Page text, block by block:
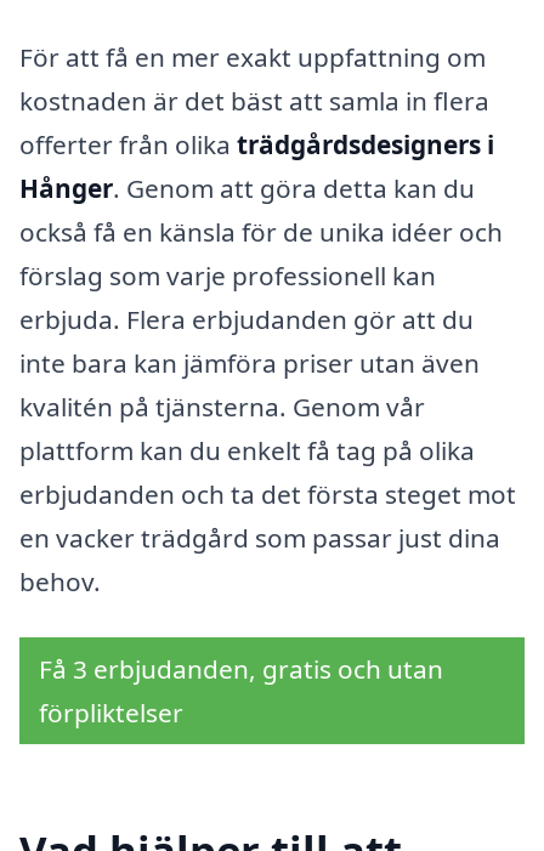
För att få en mer exakt uppfattning om
kostnaden är det bäst att samla in flera
offerter från olika trädgårdsdesigners i
Hånger. Genom att göra detta kan du
också få en känsla för de unika idéer och
förslag som varje professionell kan
erbjuda. Flera erbjudanden gör att du
inte bara kan jämföra priser utan även
kvalitén på tjänsterna. Genom vår
plattform kan du enkelt få tag på olika
erbjudanden och ta det första steget mot
en vacker trädgård som passar just dina
behov.
Få 3 erbjudanden, gratis och utan
förpliktelser